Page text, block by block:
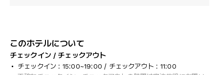
このホテルについて
チェックイン / チェックアウト
チェックイン : 15:00~19:00 / チェックアウト : 11:00